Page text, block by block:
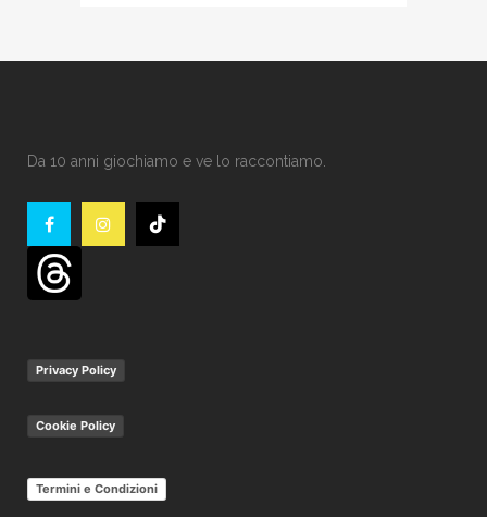
Da 10 anni giochiamo e ve lo raccontiamo.
Privacy Policy
Cookie Policy
Termini e Condizioni